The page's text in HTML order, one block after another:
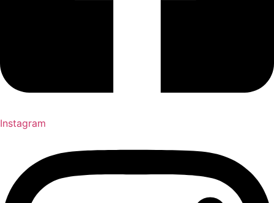
Instagram